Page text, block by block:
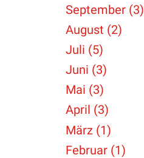
September (3)
August (2)
Juli (5)
Juni (3)
Mai (3)
April (3)
März (1)
Februar (1)